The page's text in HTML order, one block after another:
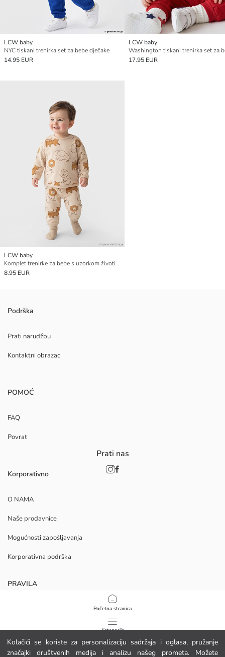
Kolačići se koriste za personalizaciju sadržaja i oglasa, pružanje
značajki društvenih medija i analizu našeg prometa. Možete
Početna stranica
Kategorije
Moja košarica
LCW baby
NYC tiskani trenirka set za bebe dječake
14.95 EUR
LCW baby
17.95 EUR
LCW baby
Komplet trenirke za bebe s uzorkom životinja
8.95 EUR
Podrška
Prati narudžbu
Kontaktni obrazac
POMOĆ
FAQ
Povrat
Korporativno
O NAMA
Naše prodavnice
Mogućnosti zapošljavanja
Korporativna podrška
PRAVILA
Politika privatnosti i sigurnosti podataka
Uvjeti korištenja
Politika kolačića
Prati nas